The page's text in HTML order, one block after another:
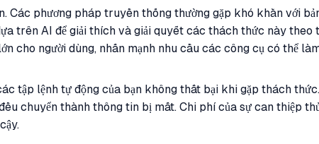
phương pháp truyền thống thường gặp khó khăn với
trên AI để giải thích và giải quyết các thách thức này theo
cho người dùng, nhấn mạnh nhu cầu các công cụ có thể
tập lệnh tự động của bạn không thất bại khi gặp thách
chuyển thành thông tin bị mất. Chi phí của sự can thiệp